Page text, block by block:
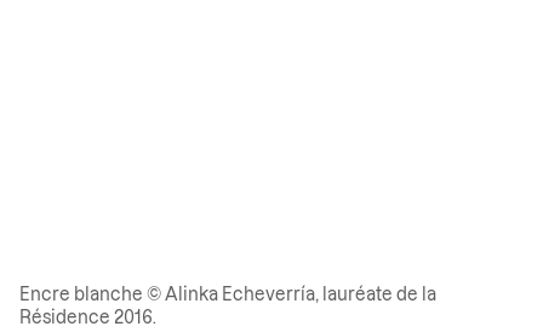
Encre blanche © Alinka Echeverría, lauréate de la
Résidence 2016.